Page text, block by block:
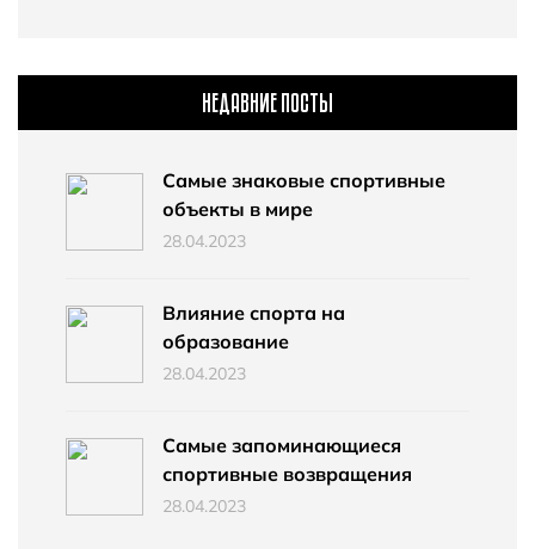
НЕДАВНИЕ ПОСТЫ
Самые знаковые спортивные
объекты в мире
28.04.2023
Влияние спорта на
образование
28.04.2023
Самые запоминающиеся
спортивные возвращения
28.04.2023